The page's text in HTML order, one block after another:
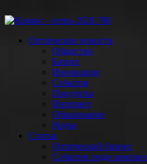
Оптические новости
Общество
Бизнес
Инновации
События
Продукты
Интернет
Образование
Наука
Статьи
Оптический бизнес
События люди